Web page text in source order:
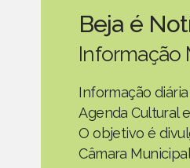
Beja é
Informação
Informação
Agenda Cultural
O objetivo é
Câmara